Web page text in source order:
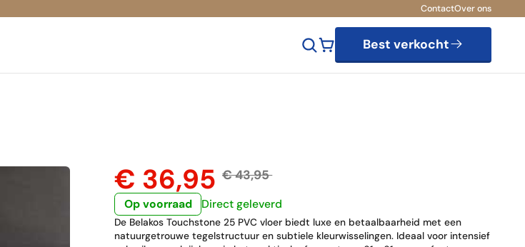
ContactOver ons
Best verkocht
€ 36,95€ 43,95
Op voorraad Direct geleverd
De Belakos Touchstone 25 PVC vloer biedt luxe en betaalbaarheid met een
natuurgetrouwe tegelstructuur en subtiele kleurwisselingen. Ideaal voor intensief